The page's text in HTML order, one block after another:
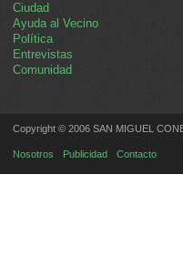
Ciudad
Ayuda al Vecino
Política
Entrevistas
Comunidad
Copyright © 2006 SAN MIGUEL
Nosotros Publicidad Contacto